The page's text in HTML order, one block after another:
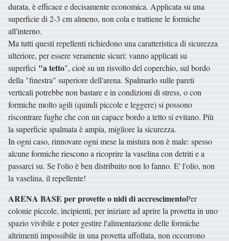
durata, è efficace e decisamente economica. Applicata su una
superficie di 2-3 cm almeno, non cola e trattiene le formiche
all'interno.
Ma tutti questi repellenti richiedono una caratteristica di sicurezza
ulteriore, per essere veramente sicuri: vanno applicati su
superfici "a tetto", cioè su un risvolto del coperchio, sul bordo
della "finestra" superiore dell'arena. Spalmarlo sulle pareti
verticali potrebbe non bastare e in condizioni di stress, o con
formiche molto agili (quindi piccole e leggere) si possono
riscontrare fughe che con un capace bordo a tetto si evitano. Più
la superficie spalmata è ampia, migliore la sicurezza.
In ogni caso, rinnovare ogni mese la mistura non è male: spesso
alcune formiche riescono a ricoprire la vaselina con detriti e a
passarci su. Se l'olio è ben distribuito non lo fanno. E' l'olio, non
la vaselina, il repellente!
ARENA BASE per provette o nidi di accrescimentoPer
colonie piccole, incipienti, per iniziare ad aprire la provetta in uno
spazio vivibile e poter gestire l'alimentazione delle formiche
altrimenti impossibile in una provetta affollata, non occorrono